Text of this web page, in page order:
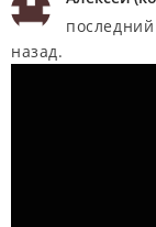
назад.